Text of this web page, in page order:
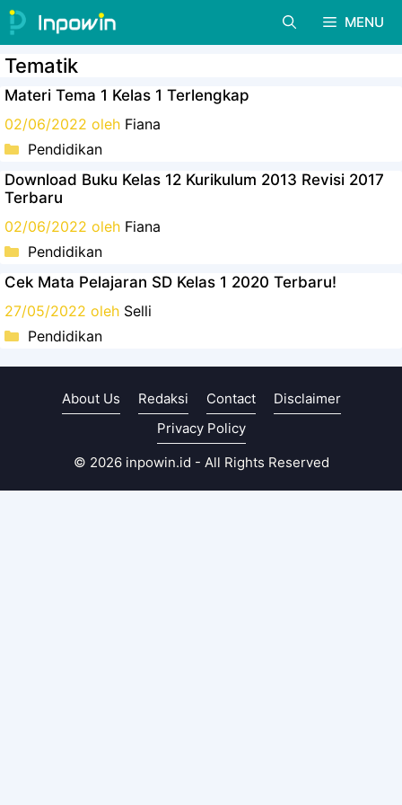
Langsung
ke
MENU
Tematik
Materi Tema 1 Kelas 1 Terlengkap
02/06/2022 oleh Fiana
Kategori
Pendidikan
Download Buku Kelas 12 Kurikulum 2013 Revisi 2017
Terbaru
02/06/2022 oleh Fiana
Kategori
Pendidikan
Cek Mata Pelajaran SD Kelas 1 2020 Terbaru!
27/05/2022 oleh Selli
Kategori
Pendidikan
About Us Redaksi Contact
Disclaimer
Privacy Policy
© 2026 inpowin.id - All Rights Reserved